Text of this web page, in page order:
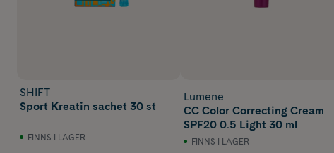
SHIFT
Sport Kreatin sachet 30 st
FINNS I LAGER
Lumene
CC Color Correcting Cream
SPF20 0.5 Light 30 ml
FINNS I LAGER